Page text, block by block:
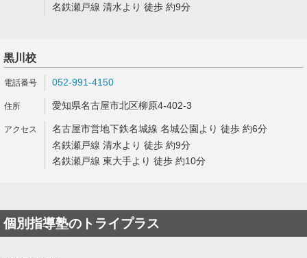
名鉄瀬戸線 清水より 徒歩 約9分
黒川校
052-991-4150
愛知県名古屋市北区柳原4-402-3
名古屋市営地下鉄名城線 名城公園より 徒歩 約6分
名鉄瀬戸線 清水より 徒歩 約9分
名鉄瀬戸線 東大手より 徒歩 約10分
個別指導塾のトライプラス